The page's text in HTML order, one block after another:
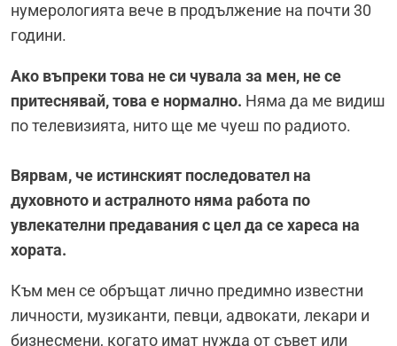
нумерологията вече в продължение на почти 30
години.
Ако въпреки това не си чувала за мен, не се
притеснявай, това е нормално. Няма да ме видиш
по телевизията, нито ще ме чуеш по радиото.
Вярвам, че истинският последовател на
духовното и астралното няма работа по
увлекателни предавания с цел да се хареса на
хората.
Към мен се обръщат лично предимно известни
личности, музиканти, певци, адвокати, лекари и
бизнесмени, когато имат нужда от съвет или